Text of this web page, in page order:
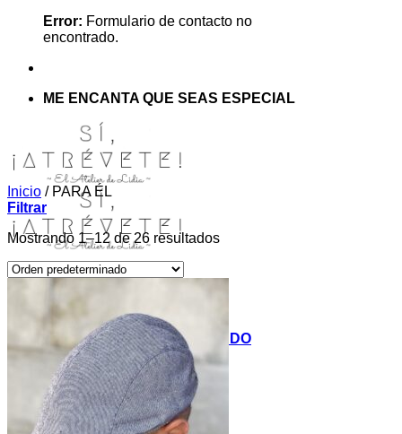
Error: Formulario de contacto no
encontrado.
ME ENCANTA QUE SEAS ESPECIAL
INICIO
TIENDA
MIS COSITAS POR EL MUNDO
EL COMIENZO
BLOG
PAGOS
CONTACTO
Inicio /PARA ÉL
Filtrar
Mostrando 1–12 de 26 resultados